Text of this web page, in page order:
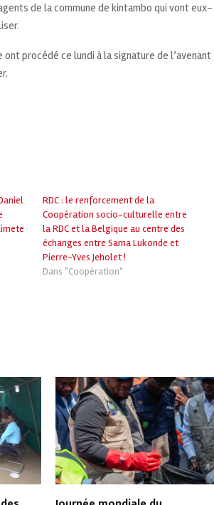
de la commune de kintambo qui vont eux-
procédé ce lundi à la signature de l’avenant
RDC : le renforcement de la
Coopération socio-culturelle entre
la RDC et la Belgique au centre des
échanges entre Sama Lukonde et
Pierre-Yves Jeholet !
Dans "Coopération"